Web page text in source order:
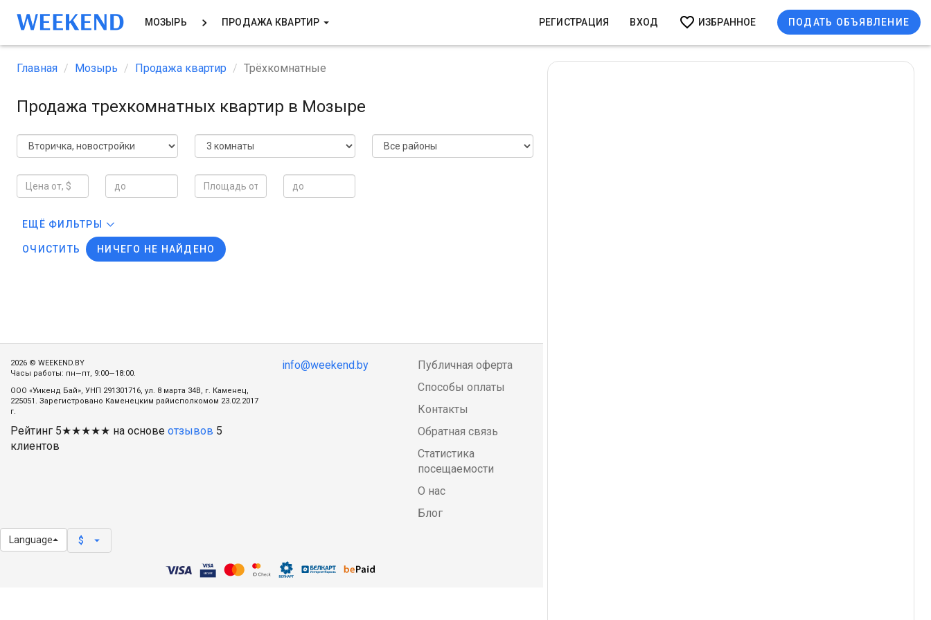
МОЗЫРЬ ПРОДАЖА КВАРТИР РЕГИСТРАЦИЯ ВХОД ИЗБРАННОЕ ПОДАТЬ ОБЪЯВЛЕНИЕ
Главная Мозырь Продажа квартир Трёхкомнатные
Продажа трехкомнатных квартир в Мозыре
ЕЩЁ ФИЛЬТРЫ
ОЧИСТИТЬ НИЧЕГО НЕ НАЙДЕНО
2026 © WEEKEND.BY
Часы работы: пн—пт, 9:00—18:00.
ООО «Уикенд Бай», УНП 291301716, ул. 8 марта 34В, г. Каменец,
225051. Зарегистровано Каменецким райисполкомом 23.02.2017
г.
Рейтинг 5★★★★★ на основе отзывов 5
клиентов
info@weekend.by
Публичная оферта
Способы оплаты
Контакты
Обратная связь
Статистика
посещаемости
О нас
Блог
Language $ arrow_drop_down